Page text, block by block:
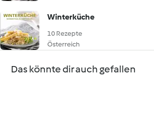
Winterküche
10 Rezepte
Österreich
Das könnte dir auch gefallen